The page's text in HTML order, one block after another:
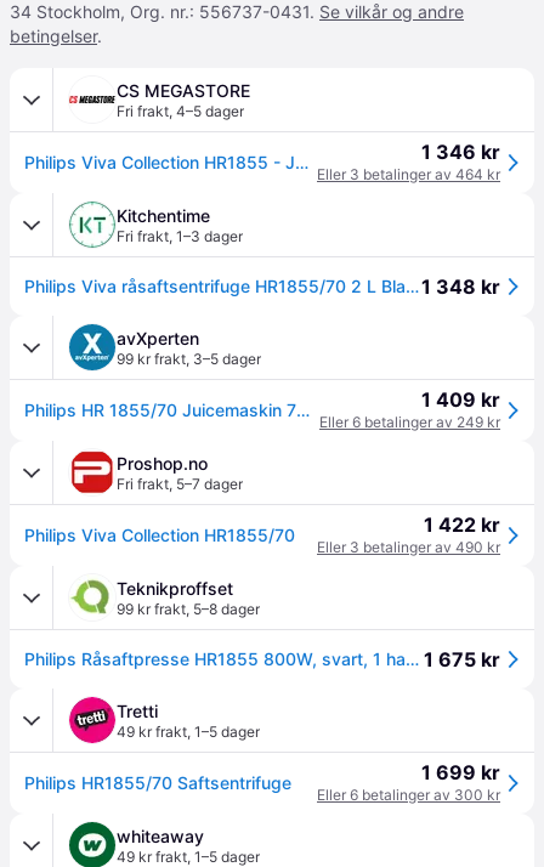
34 Stockholm, Org. nr.: 556737-0431. Se vilkår og andre
betingelser.
CS MEGASTORE
Fri frakt, 4–5 dager
Philips Viva Collection HR1855 - Juicemaskin - 2 liter - 700 W - blekksvart 1 346 kr
Eller 3 betalinger av 464 kr
Kitchentime
Fri frakt, 1–3 dager
Philips Viva råsaftsentrifuge HR1855/70 2 L Black1 348 kr
avXperten
99 kr frakt, 3–5 dager
Philips HR 1855/70 Juicemaskin 700W (2 liter) 1 409 kr
Eller 6 betalinger av 249 kr
Proshop.no
Fri frakt, 5–7 dager
Philips Viva Collection HR1855/70 1 422 kr
Eller 3 betalinger av 490 kr
Teknikproffset
99 kr frakt, 5–8 dager
Philips Råsaftpresse HR1855 800W, svart, 1 hastighet 1 675 kr
Tretti
49 kr frakt, 1–5 dager
Philips HR1855/70 Saftsentrifuge 1 699 kr
Eller 6 betalinger av 300 kr
whiteaway
49 kr frakt, 1–5 dager